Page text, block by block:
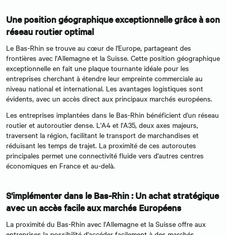
Une position géographique exceptionnelle grâce à son
réseau routier optimal
Le Bas-Rhin se trouve au cœur de l'Europe, partageant des
frontières avec l'Allemagne et la Suisse. Cette position géographique
exceptionnelle en fait une plaque tournante idéale pour les
entreprises cherchant à étendre leur empreinte commerciale au
niveau national et international. Les avantages logistiques sont
évidents, avec un accès direct aux principaux marchés européens.
Les entreprises implantées dans le Bas-Rhin bénéficient d'un réseau
routier et autoroutier dense. L'A4 et l'A35, deux axes majeurs,
traversent la région, facilitant le transport de marchandises et
réduisant les temps de trajet. La proximité de ces autoroutes
principales permet une connectivité fluide vers d'autres centres
économiques en France et au-delà.
S'implémenter dans le Bas-Rhin : Un achat stratégique
avec un accès facile aux marchés Européens
La proximité du Bas-Rhin avec l'Allemagne et la Suisse offre aux